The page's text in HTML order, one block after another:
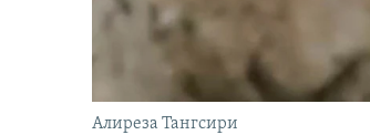
Алиреза Тангсири